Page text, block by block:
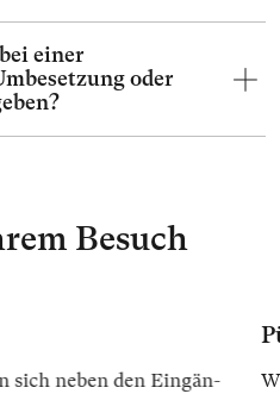
einer
oder
Besuch
sich ne­ben den Ein­gän­